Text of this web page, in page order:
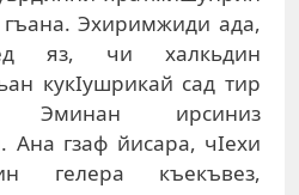
гъана. Эхиримжиди ада,
яз, чи халкьдин
кукIушрикай сад тир
Эминан ирсиниз
Ана гзаф йисара, чIехи
гелера къекъвез,